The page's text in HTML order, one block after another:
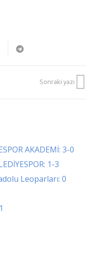
Sonraki yazı
AKADEMİ: 3-0
1-3
Leoparları: 0